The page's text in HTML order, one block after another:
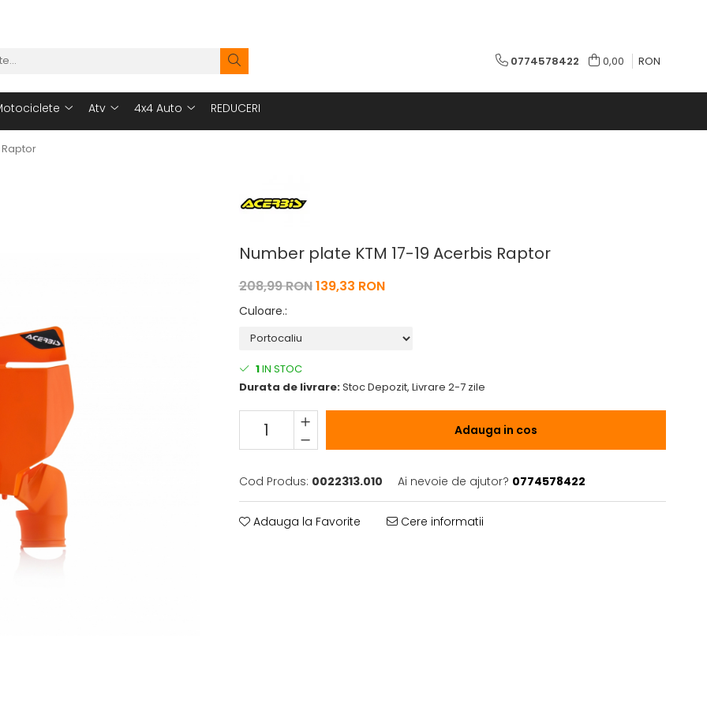
0774578422 0,00 RON
Atv 4x4 Auto REDUCERI
Raptor
Number plate KTM 17-19 Acerbis Raptor
208,99 RON139,33 RON
Culoare.:
1IN STOC
Durata de livrare:Stoc Depozit, Livrare 2-7 zile
Adauga in cos
Cod Produs: 0022313.010 Ai nevoie de ajutor? 0774578422
Adauga la Favorite Cere informatii